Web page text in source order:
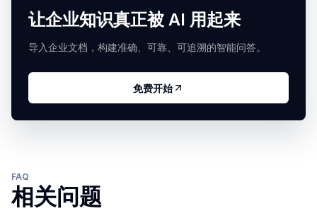
让企业知识真正被 AI 用起来
导入企业文档，构建准确、可靠、可追溯的智能问答。
免费开始
FAQ
相关问题